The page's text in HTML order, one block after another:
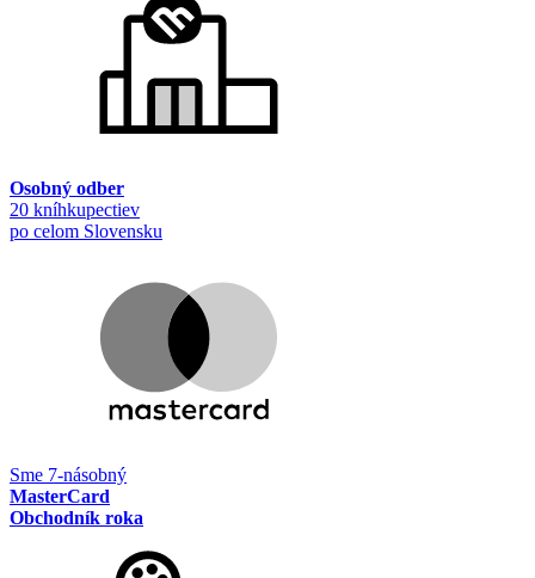
Osobný odber
20 kníhkupectiev
po celom Slovensku
Sme 7-násobný
MasterCard
Obchodník roka